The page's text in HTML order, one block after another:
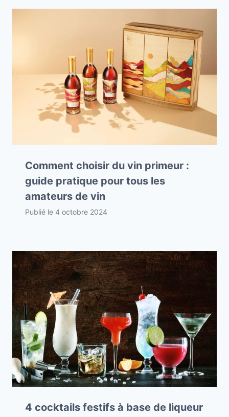
Comment choisir du vin primeur :
guide pratique pour tous les
amateurs de vin
Publié le 4 octobre 2024
4 cocktails festifs à base de liqueur